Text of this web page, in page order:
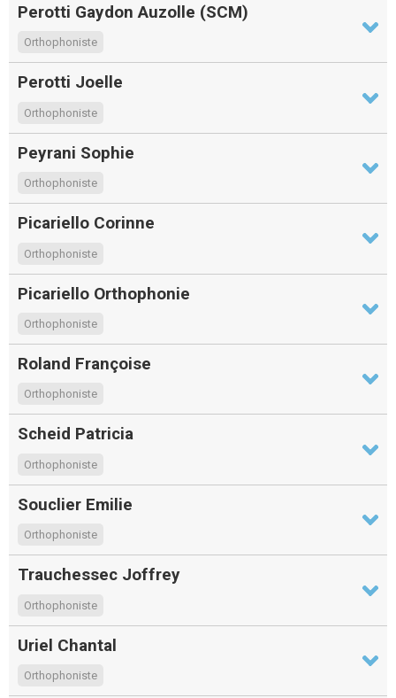
Perotti Gaydon Auzolle (SCM)
Orthophoniste
Perotti Joelle
Orthophoniste
Peyrani Sophie
Orthophoniste
Picariello Corinne
Orthophoniste
Picariello Orthophonie
Orthophoniste
Roland Françoise
Orthophoniste
Scheid Patricia
Orthophoniste
Souclier Emilie
Orthophoniste
Trauchessec Joffrey
Orthophoniste
Uriel Chantal
Orthophoniste